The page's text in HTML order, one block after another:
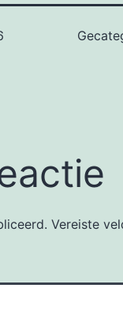
Vereiste